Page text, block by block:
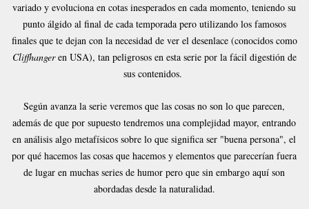
variado y evoluciona en cotas inesperados en cada momento, teniendo su
punto álgido al final de cada temporada pero utilizando los famosos
finales que te dejan con la necesidad de ver el desenlace (conocidos como
Cliffhangeren USA), tan peligrosos en esta serie por la fácil digestión de
sus contenidos.
Según avanza la serie veremos que las cosas no son lo que parecen,
además de que por supuesto tendremos una complejidad mayor, entrando
en análisis algo metafísicos sobre lo que significa ser "buena persona", el
por qué hacemos las cosas que hacemos y elementos que parecerían fuera
de lugar en muchas series de humor pero que sin embargo aquí son
abordadas desde la naturalidad.